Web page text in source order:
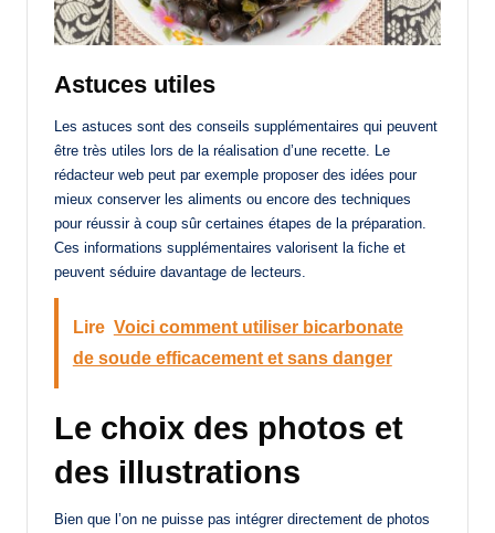
Astuces utiles
Les astuces sont des conseils supplémentaires qui peuvent
être très utiles lors de la réalisation d’une recette. Le
rédacteur web peut par exemple proposer des idées pour
mieux conserver les aliments ou encore des techniques
pour réussir à coup sûr certaines étapes de la préparation.
Ces informations supplémentaires valorisent la fiche et
peuvent séduire davantage de lecteurs.
Lire Voici comment utiliser bicarbonate
de soude efficacement et sans danger
Le choix des photos et
des illustrations
Bien que l’on ne puisse pas intégrer directement de photos